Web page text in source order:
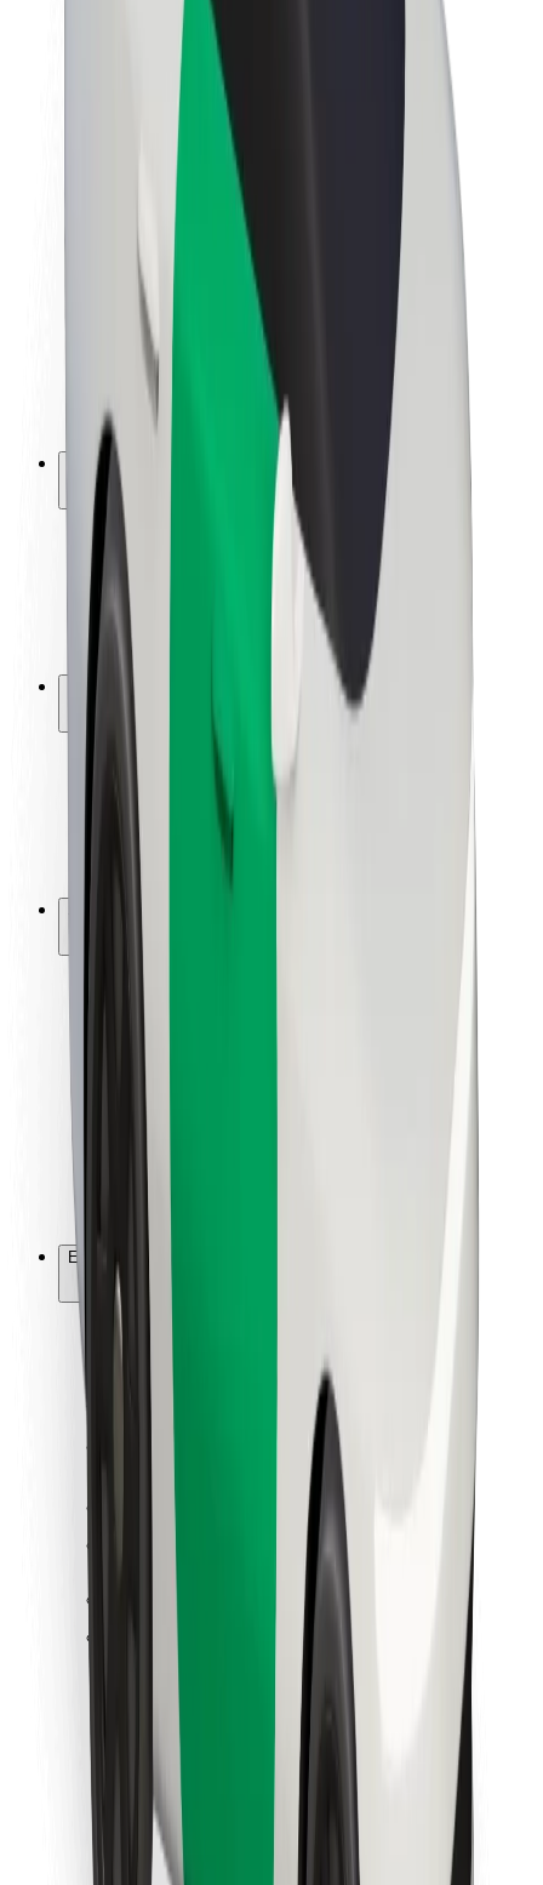
Fenntarthatóság a Boltnál
Project Zero
Sajtószoba
Befektetői kapcsolatok
Vezetőség
Márka
Média
Urban Fund
Biztonság
Utasbiztonság
Sofőr biztonság
E-roller biztonság
Biztonsági részleg
Városok
Lokációk
Városi megoldások
Repülőtér
Bolt töltőállomások
Utasoknak
Ételfutároknak
Bolt Food
Éttermeknek
Bolt for Business
Egyéb
Beszállítók
Felhasználási feltételek
Biztonság
Pár perc alatt ott vagyunk érted!
Bolt alkalmazás letöltése
Találd meg kedvenc ételedet!
Bolt Food app letöltése